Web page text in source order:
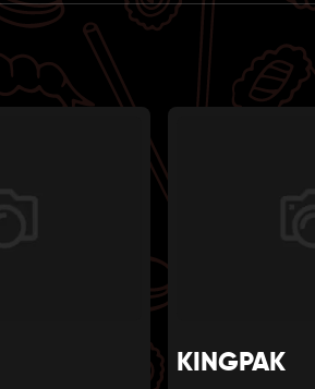
was:
189 zł.
is:
169 zł.
KINGPAK